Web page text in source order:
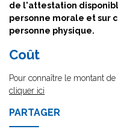
de l'attestation
personne morale et sur
personne physique.
Coût
Pour connaître le montant
cliquer ici
PARTAGER